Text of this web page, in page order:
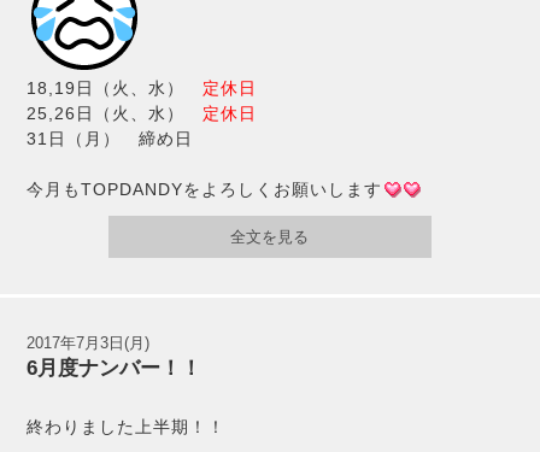
18,19日（火、水） 定休日
25,26日（火、水） 定休日
31日（月） 締め日
今月もTOPDANDYをよろしくお願いします
全文を見る
2017年7月3日(月)
6月度ナンバー！！
終わりました上半期！！